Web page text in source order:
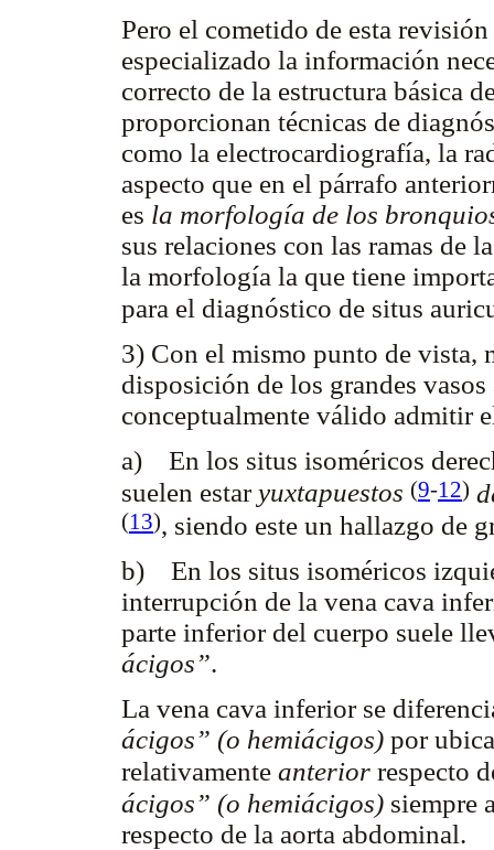
Pero el cometido de esta
especializado la información
correcto de la estructura básica
proporcionan técnicas de
como la electrocardiografía, la
aspecto que en el párrafo
es la morfología de los
sus relaciones con las ramas de
la morfología la que tiene
para el diagnóstico de situs
3) Con el mismo punto de vista,
disposición de los grandes
conceptualmente válido admitir
a) En los situs isoméricos
suelen estaryuxtapuestos (9-12)
(13), siendo este un hallazgo de
b) En los situs isoméricos
interrupción de la vena cava
parte inferior del cuerpo suele
ácigos”.
La vena cava inferior se
ácigos” (o hemiácigos) por
relativamente anterior respecto
ácigos” (o hemiácigos) siempre
respecto de la aorta abdominal.